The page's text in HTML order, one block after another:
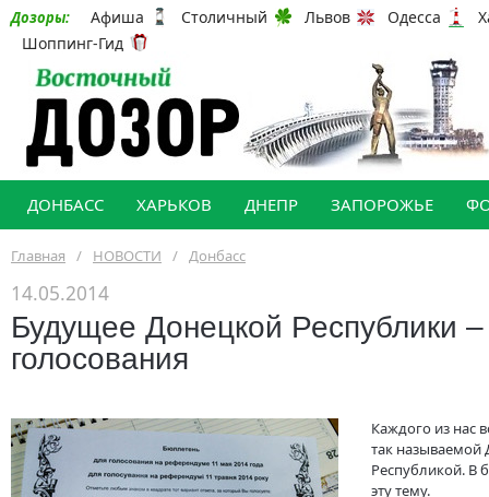
Дозоры: Афиша Столичный Львов Одесса
Шоппинг-Гид
ДОНБАСС ХАРЬКОВ ДНЕПР ЗАПОРОЖЬЕ
Главная / НОВОСТИ / Донбасс
14.05.2014
Будущее Донецкой Республики –
голосования
Каждого из нас
так
Республикой. В
эту тему.